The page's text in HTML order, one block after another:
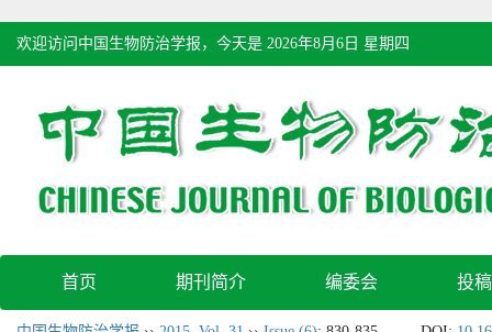
欢迎访问中国生物防治学报，今天是 2026年8月6日 星期四
首页 期刊简介 编委会 投